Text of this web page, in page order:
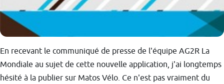
En recevant le communiqué de presse de l'équipe AG2R La
Mondiale au sujet de cette nouvelle application, j'ai longtemps
hésité à la publier sur Matos Vélo. Ce n'est pas vraiment du